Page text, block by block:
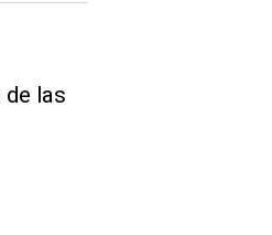
de las